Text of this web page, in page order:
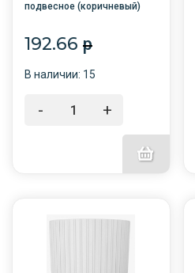
подвесное (коричневый)
192.66 p
В наличии: 15
- +